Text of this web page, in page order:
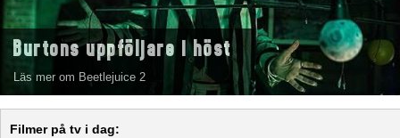
Burtons uppföljare i höst
Läs mer om Beetlejuice 2
Filmer på tv i dag: